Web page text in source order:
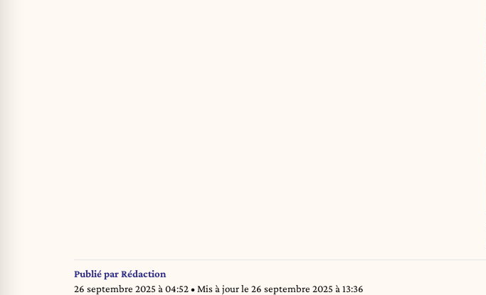
Publié parRédaction
26 septembre 2025 à 04:52• Mis à jour le 26 septembre 2025 à 13:36